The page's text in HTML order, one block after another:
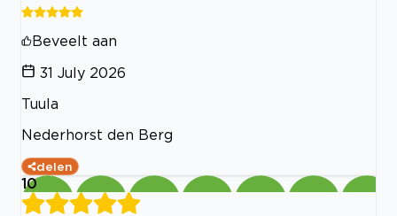
Beveelt aan
31 July 2026
Tuula
Nederhorst den Berg
delen
10